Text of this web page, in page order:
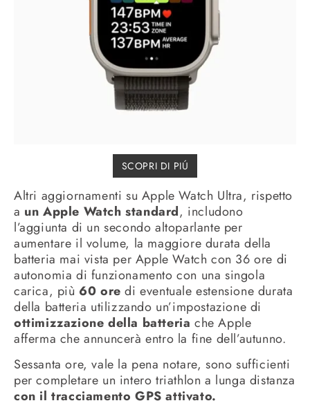
SCOPRI DI PIÚ
Altri aggiornamenti su Apple Watch Ultra, rispetto
a un Apple Watch standard, includono
l’aggiunta di un secondo altoparlante per
aumentare il volume, la maggiore durata della
batteria mai vista per Apple Watch con 36 ore di
autonomia di funzionamento con una singola
carica, più 60 ore di eventuale estensione durata
della batteria utilizzando un’impostazione di
ottimizzazione della batteria che Apple
afferma che annuncerà entro la fine dell’autunno.
Sessanta ore, vale la pena notare, sono sufficienti
per completare un intero triathlon a lunga distanza
con il tracciamento GPS attivato.